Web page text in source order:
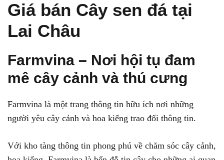
Giá bán Cây sen đá tại
Lai Châu
Farmvina – Nơi hội tụ đam
mê cây cảnh và thú cưng
Farmvina là một trang thông tin hữu ích nơi những
người yêu cây cảnh và hoa kiểng trao đổi thông tin.
Với kho tàng thông tin phong phú về chăm sóc cây cảnh,